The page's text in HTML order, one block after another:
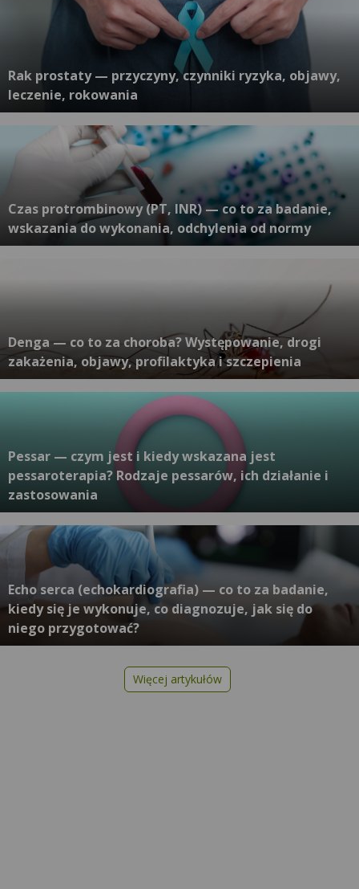
Rak prostaty — przyczyny, czynniki ryzyka, objawy,
leczenie, rokowania
Czas protrombinowy (PT, INR) — co to za badanie,
wskazania do wykonania, odchylenia od normy
Denga — co to za choroba? Występowanie, drogi
zakażenia, objawy, profilaktyka i szczepienia
Pessar — czym jest i kiedy wskazana jest
pessaroterapia? Rodzaje pessarów, ich działanie i
zastosowania
Echo serca (echokardiografia) — co to za badanie,
kiedy się je wykonuje, co diagnozuje, jak się do
niego przygotować?
Więcej artykułów